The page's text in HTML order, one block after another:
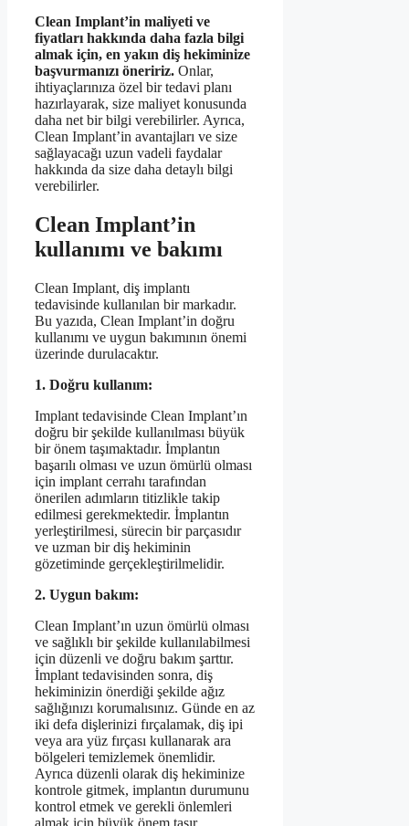
Clean Implant’in maliyeti ve
fiyatları hakkında daha fazla bilgi
almak için, en yakın diş hekiminize
başvurmanızı öneririz. Onlar,
ihtiyaçlarınıza özel bir tedavi planı
hazırlayarak, size maliyet konusunda
daha net bir bilgi verebilirler. Ayrıca,
Clean Implant’in avantajları ve size
sağlayacağı uzun vadeli faydalar
hakkında da size daha detaylı bilgi
verebilirler.
Clean Implant’in
kullanımı ve bakımı
Clean Implant, diş implantı
tedavisinde kullanılan bir markadır.
Bu yazıda, Clean Implant’in doğru
kullanımı ve uygun bakımının önemi
üzerinde durulacaktır.
1. Doğru kullanım:
Implant tedavisinde Clean Implant’ın
doğru bir şekilde kullanılması büyük
bir önem taşımaktadır. İmplantın
başarılı olması ve uzun ömürlü olması
için implant cerrahı tarafından
önerilen adımların titizlikle takip
edilmesi gerekmektedir. İmplantın
yerleştirilmesi, sürecin bir parçasıdır
ve uzman bir diş hekiminin
gözetiminde gerçekleştirilmelidir.
2. Uygun bakım:
Clean Implant’ın uzun ömürlü olması
ve sağlıklı bir şekilde kullanılabilmesi
için düzenli ve doğru bakım şarttır.
İmplant tedavisinden sonra, diş
hekiminizin önerdiği şekilde ağız
sağlığınızı korumalısınız. Günde en az
iki defa dişlerinizi fırçalamak, diş ipi
veya ara yüz fırçası kullanarak ara
bölgeleri temizlemek önemlidir.
Ayrıca düzenli olarak diş hekiminize
kontrole gitmek, implantın durumunu
kontrol etmek ve gerekli önlemleri
almak için büyük önem taşır.